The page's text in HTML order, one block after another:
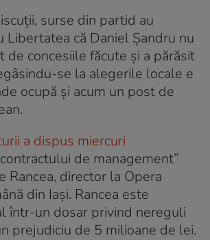
surse din partid au
Libertatea că Daniel Șandru nu
de concesiile făcute și a părăsit
se la alegerile locale e
ocupă și acum un post de
a dispus miercuri
de management”
Rancea, director la Opera
din Iași. Rancea este
într-un dosar privind nereguli
prejudiciu de 5 milioane de lei.